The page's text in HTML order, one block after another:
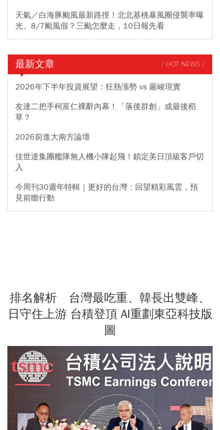
天氣／白海豚颱風最新路徑！北北基桃暴風圈侵襲率曝
光、8/7颱風假？三颱怎麼走，10日報先看
最新文章 / HOT NEWS /
2026年下半年投資展望：狂熱漲勢 vs 嚴峻現實
友達二把手柯富仁裸辭內幕！「落後群創」成最後稻
草？
2026前進大南方論壇
佳世達集團艦隊無人機小隊起飛！鎖定美日頂級客戶切
入
今周刊30週年特輯｜更好的台灣：回望精彩風雲，預
見前瞻行動
排名解析 台灣最吃重、韓長出雙峰、
日守住上游 台積登頂 AI重劃東亞科技版
圖